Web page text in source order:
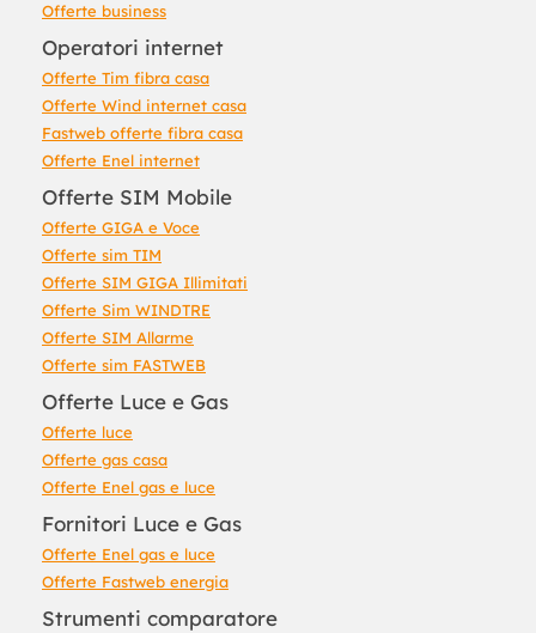
Offerte business
Operatori internet
Offerte Tim fibra casa
Offerte Wind internet casa
Fastweb offerte fibra casa
Offerte Enel internet
Offerte SIM Mobile
Offerte GIGA e Voce
Offerte sim TIM
Offerte SIM GIGA Illimitati
Offerte Sim WINDTRE
Offerte SIM Allarme
Offerte sim FASTWEB
Offerte Luce e Gas
Offerte luce
Offerte gas casa
Offerte Enel gas e luce
Fornitori Luce e Gas
Offerte Enel gas e luce
Offerte Fastweb energia
Strumenti comparatore